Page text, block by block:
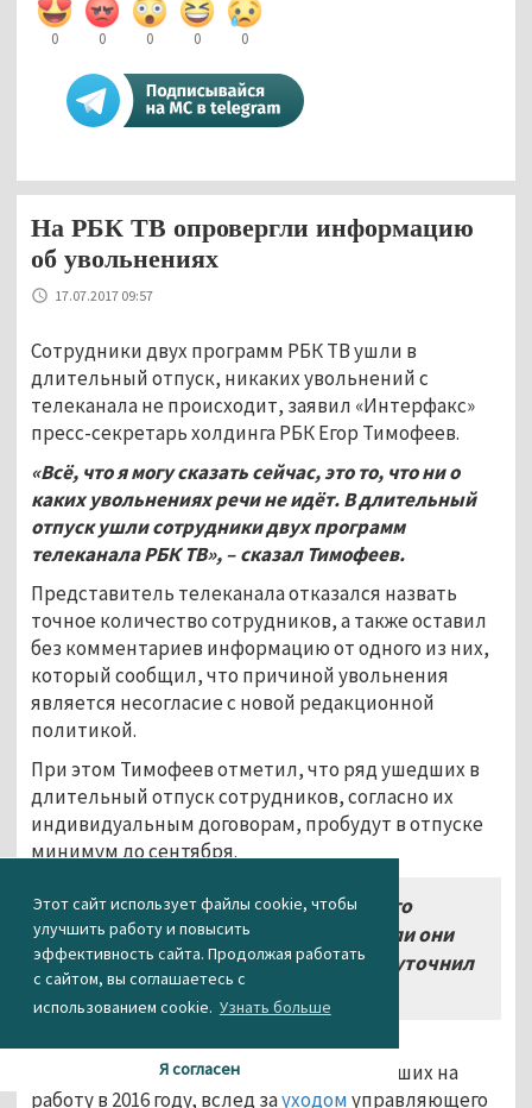
Этот сайт использует файлы cookie, чтобы
улучшить работу и повысить
эффективность сайта. Продолжая работать
с сайтом, вы соглашаетесь с
использованием cookie. Узнать больше
Я согласен
0 0 0 0 0
На РБК ТВ опровергли информацию
об увольнениях
17.07.2017 09:57
Сотрудники двух программ РБК ТВ ушли в
длительный отпуск, никаких увольнений с
телеканала не происходит, заявил «Интерфакс»
пресс-секретарь холдинга РБК Егор Тимофеев.
«Всё, что я могу сказать сейчас, это то, что ни о
каких увольнениях речи не идёт. В длительный
отпуск ушли сотрудники двух программ
телеканала РБК ТВ», – сказал Тимофеев.
Представитель телеканала отказался назвать
точное количество сотрудников, а также оставил
без комментариев информацию от одного из них,
который сообщил, что причиной увольнения
является несогласие с новой редакционной
политикой.
При этом Тимофеев отметил, что ряд ушедших в
длительный отпуск сотрудников, согласно их
индивидуальным договорам, пробудут в отпуске
минимум до сентября.
«Каждый из них во время своего
отпуска волен сам решить, захотят ли они
вернуться и продолжить работу», – уточнил
Тимофеев.
Напомним, ранее несколько десятков
сотрудников телеканала РБК, поступивших на
работу в 2016 году, вслед зауходомуправляющего